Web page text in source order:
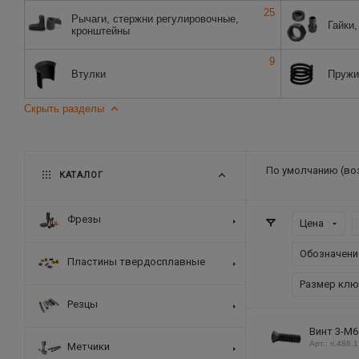
Рычаги, стержни регулировочные,
кронштейны
25
Втулки
9
Скрыть разделы
По умолчанию
Цена
Размер
Винт 3-
Арт.: ri.486.1
КАТАЛОГ
Фрезы
Пластины твердосплавные
Резцы
Метчики